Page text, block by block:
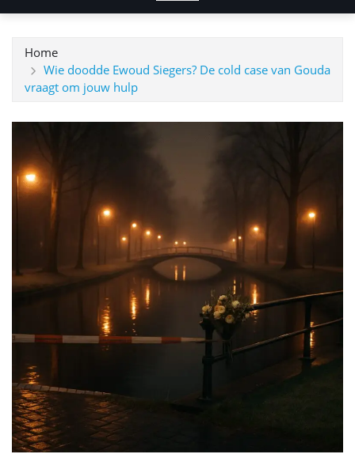
Home
Wie doodde Ewoud Siegers? De cold case van Gouda
vraagt om jouw hulp